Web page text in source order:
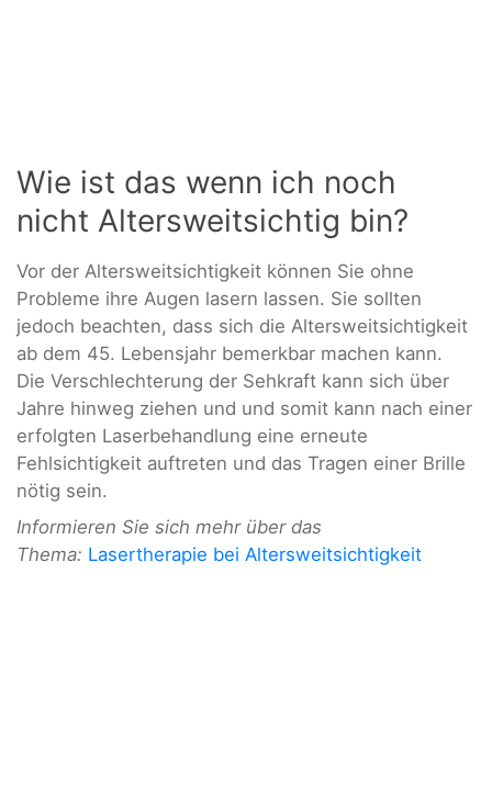
Wie ist das wenn ich noch
nicht Altersweitsichtig bin?
Vor der Altersweitsichtigkeit können Sie ohne
Probleme ihre Augen lasern lassen. Sie sollten
jedoch beachten, dass sich die Altersweitsichtigkeit
ab dem 45. Lebensjahr bemerkbar machen kann.
Die Verschlechterung der Sehkraft kann sich über
Jahre hinweg ziehen und und somit kann nach einer
erfolgten Laserbehandlung eine erneute
Fehlsichtigkeit auftreten und das Tragen einer Brille
nötig sein.
Informieren Sie sich mehr über das
Thema: Lasertherapie bei Altersweitsichtigkeit